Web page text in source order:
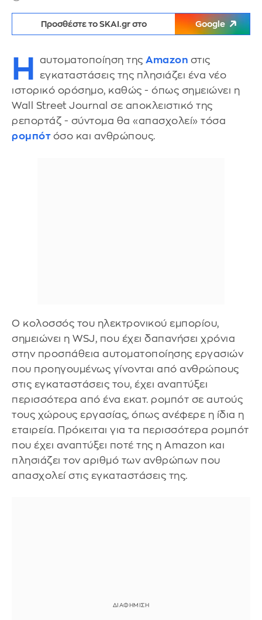
Προσθέστε το SKAI.gr στο Google
Η αυτοματοποίηση της Amazon στις
εγκαταστάσεις της πλησιάζει ένα νέο
ιστορικό ορόσημο, καθώς - όπως σημειώνει η
Wall Street Journal σε αποκλειστικό της
ρεπορτάζ - σύντομα θα «απασχολεί» τόσα
ρομπότ όσο και ανθρώπους.
Ο κολοσσός του ηλεκτρονικού εμπορίου,
σημειώνει η WSJ, που έχει δαπανήσει χρόνια
στην προσπάθεια αυτοματοποίησης εργασιών
που προηγουμένως γίνονται από ανθρώπους
στις εγκαταστάσεις του, έχει αναπτύξει
περισσότερα από ένα εκατ. ρομπότ σε αυτούς
τους χώρους εργασίας, όπως ανέφερε η ίδια η
εταιρεία. Πρόκειται για τα περισσότερα ρομπότ
που έχει αναπτύξει ποτέ της η Amazon και
πλησιάζει τον αριθμό των ανθρώπων που
απασχολεί στις εγκαταστάσεις της.